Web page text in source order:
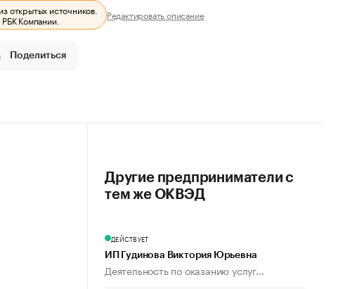
открытых источников.
Компании. Редактировать описание
Поделиться
Другие предприниматели с
тем же ОКВЭД
ДЕЙСТВУЕТ
ИП Гудинова Виктория Юрьевна
Деятельность по оказанию услуг...